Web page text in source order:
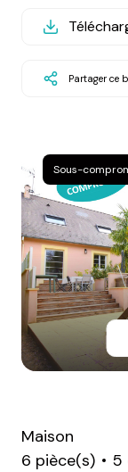
NOTRE
Partager ce
Sous-
Maison
6 pièce(s)
5